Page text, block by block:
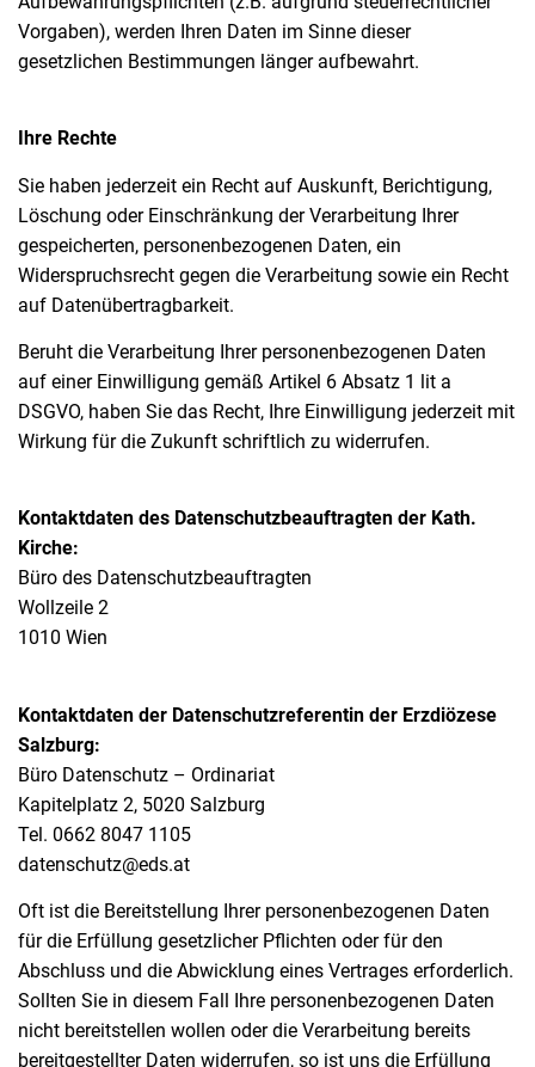
Vorgaben), werden Ihren Daten im Sinne dieser
gesetzlichen Bestimmungen länger aufbewahrt.
Ihre Rechte
Sie haben jederzeit ein Recht auf Auskunft, Berichtigung,
Löschung oder Einschränkung der Verarbeitung Ihrer
gespeicherten, personenbezogenen Daten, ein
Widerspruchsrecht gegen die Verarbeitung sowie ein Recht
auf Datenübertragbarkeit.
Beruht die Verarbeitung Ihrer personenbezogenen Daten
auf einer Einwilligung gemäß Artikel 6 Absatz 1 lit a
DSGVO, haben Sie das Recht, Ihre Einwilligung jederzeit mit
Wirkung für die Zukunft schriftlich zu widerrufen.
Kontaktdaten des Datenschutzbeauftragten der Kath.
Kirche:
Büro des Datenschutzbeauftragten
Wollzeile 2
1010 Wien
Kontaktdaten der Datenschutzreferentin der Erzdiözese
Salzburg:
Büro Datenschutz – Ordinariat
Kapitelplatz 2, 5020 Salzburg
Tel. 0662 8047 1105
datenschutz@eds.at
Oft ist die Bereitstellung Ihrer personenbezogenen Daten
für die Erfüllung gesetzlicher Pflichten oder für den
Abschluss und die Abwicklung eines Vertrages erforderlich.
Sollten Sie in diesem Fall Ihre personenbezogenen Daten
nicht bereitstellen wollen oder die Verarbeitung bereits
bereitgestellter Daten widerrufen, so ist uns die Erfüllung